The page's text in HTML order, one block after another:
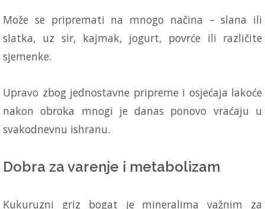
Može se pripremati na mnogo načina – slana ili
slatka, uz sir, kajmak, jogurt, povrće ili različite
sjemenke.
Upravo zbog jednostavne pripreme i osjećaja lakoće
nakon obroka mnogi je danas ponovo vraćaju u
svakodnevnu ishranu.
Dobra za varenje i metabolizam
Kukuruzni griz bogat je mineralima važnim za